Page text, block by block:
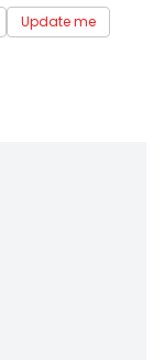
Update me